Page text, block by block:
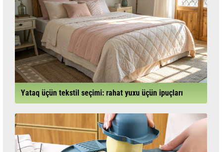
Yataq üçün tekstil seçimi: rahat yuxu üçün ipuçları